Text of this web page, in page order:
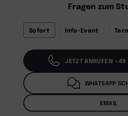
Fragen zum
Sofort Info-Event
JETZT ANRUFEN
WHATSAPP
EMAIL